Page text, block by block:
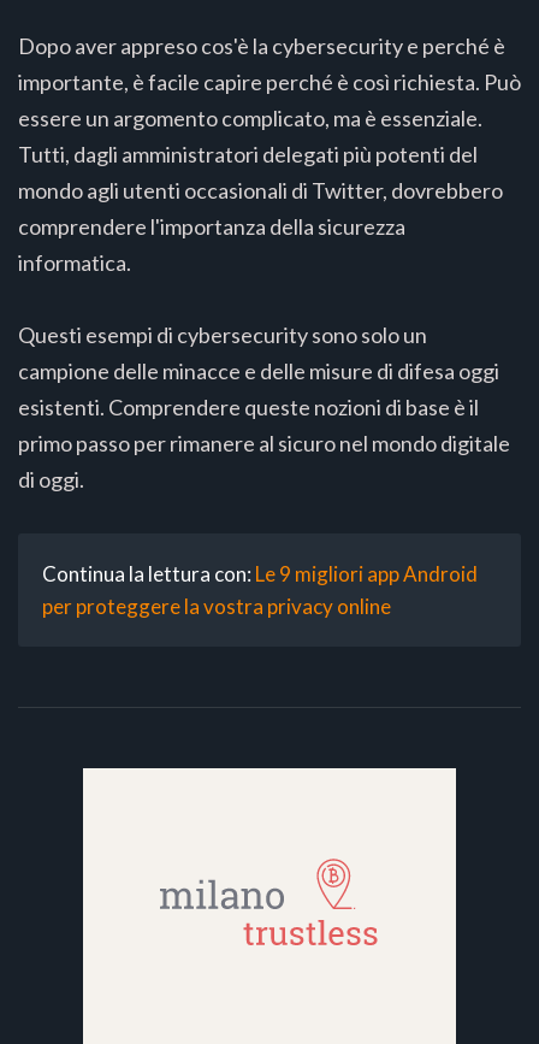
Dopo aver appreso cos'è la cybersecurity e perché è
importante, è facile capire perché è così richiesta. Può
essere un argomento complicato, ma è essenziale.
Tutti, dagli amministratori delegati più potenti del
mondo agli utenti occasionali di Twitter, dovrebbero
comprendere l'importanza della sicurezza
informatica.
Questi esempi di cybersecurity sono solo un
campione delle minacce e delle misure di difesa oggi
esistenti. Comprendere queste nozioni di base è il
primo passo per rimanere al sicuro nel mondo digitale
di oggi.
Continua la lettura con: Le 9 migliori app Android
per proteggere la vostra privacy online